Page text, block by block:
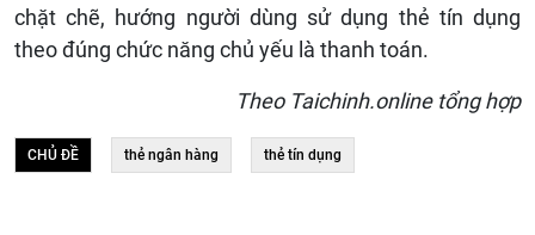
chặt chẽ, hướng người dùng sử dụng thẻ tín dụng
theo đúng chức năng chủ yếu là thanh toán.
Theo Taichinh.online tổng hợp
CHỦ ĐỀ thẻ ngân hàng thẻ tín dụng